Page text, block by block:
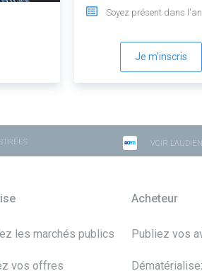
Soyez présent dans
Je m'inscris
VOIR
les marchés publics
vos offres
Acheteur
Publiez vos